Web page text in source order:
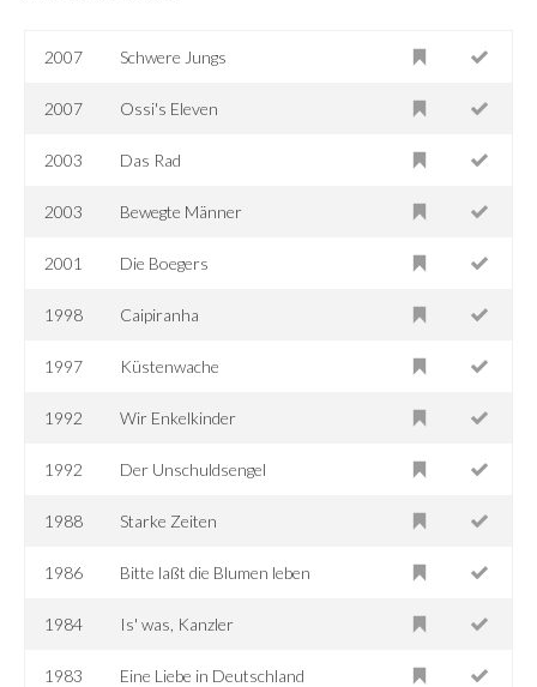
2007 Schwere Jungs
2007 Ossi's Eleven
2003 Das Rad
2003 Bewegte Männer
2001 Die Boegers
1998 Caipiranha
1997 Küstenwache
1992 Wir Enkelkinder
1992 Der Unschuldsengel
1988 Starke Zeiten
1986 Bitte laßt die Blumen leben
1984 Is' was, Kanzler
1983 Eine Liebe in Deutschland